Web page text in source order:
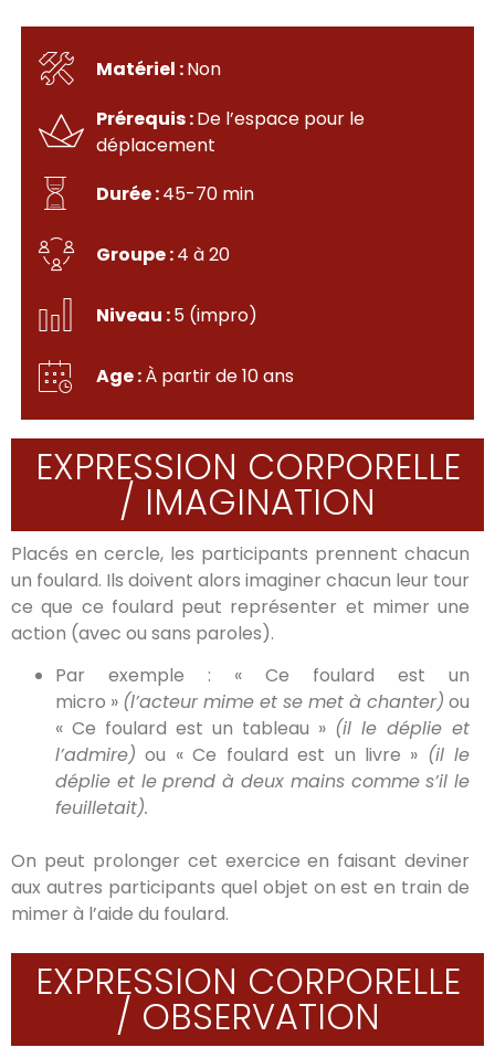
Matériel :Non
Prérequis :De l’espace pour le
déplacement
Durée :45-70 min
Groupe :4 à 20
Niveau :5 (impro)
Age :À partir de 10 ans
EXPRESSION CORPORELLE
/ IMAGINATION
Placés en cercle, les participants prennent chacun
un foulard. Ils doivent alors imaginer chacun leur tour
ce que ce foulard peut représenter et mimer une
action (avec ou sans paroles).
Par exemple : « Ce foulard est un
micro » (l’acteur mime et se met à chanter) ou
« Ce foulard est un tableau » (il le déplie et
l’admire) ou « Ce foulard est un livre » (il le
déplie et le prend à deux mains comme s’il le
feuilletait).
On peut prolonger cet exercice en faisant deviner
aux autres participants quel objet on est en train de
mimer à l’aide du foulard.
EXPRESSION CORPORELLE
/ OBSERVATION